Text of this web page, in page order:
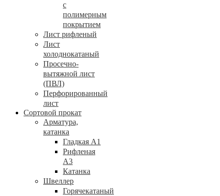
с
полимерным
покрытием
Лист рифленый
Лист
холоднокатаный
Просечно-
вытяжной лист
(ПВЛ)
Перфорированный
лист
Сортовой прокат
Арматура,
катанка
Гладкая А1
Рифленая
А3
Катанка
Швеллер
Горячекатаный